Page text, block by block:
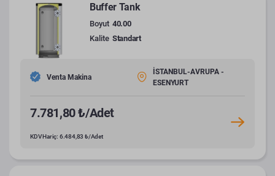
Buffer Tank
Boyut 40.00
Kalite Standart
Venta Makina
İSTANBUL-AVRUPA -
ESENYURT
7.781,80 ₺/Adet
KDV Hariç: 6.484,83 ₺/Adet